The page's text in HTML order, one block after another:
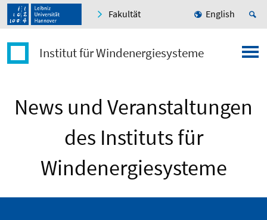
Fakultät English
Institut für Windenergiesysteme
News und Veranstaltungen
des Instituts für
Windenergiesysteme